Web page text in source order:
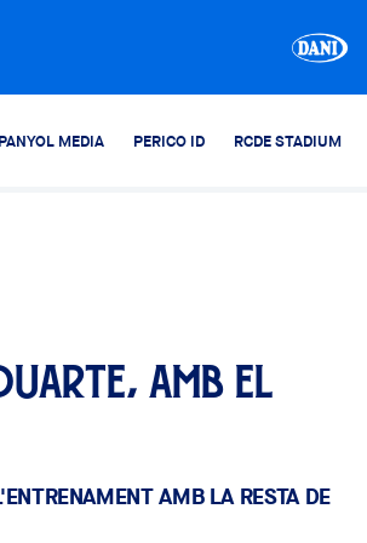
MEDIA PERICO ID RCDE STADIUM
amb el
AMB LA RESTA DE